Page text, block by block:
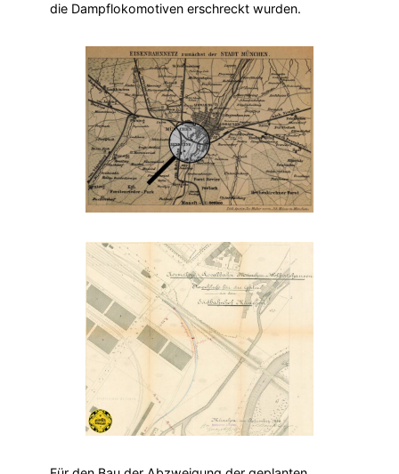
die Dampflokomotiven erschreckt wurden.